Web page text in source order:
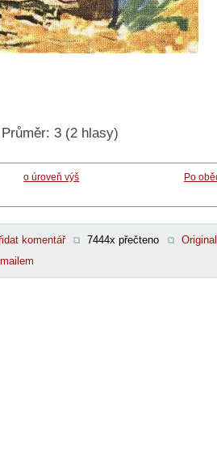
Průměr: 3 (2 hlasy)
o úroveň výš Po
komentář 7444x přečteno
Original